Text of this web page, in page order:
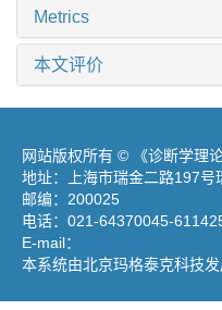
Metrics
本文评价
网站版权所有 © 《诊断学理
地址：上海市瑞金二路197
邮编：200025
电话：021-64370045-
E-mail：
本系统由北京玛格泰克科技